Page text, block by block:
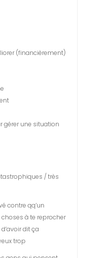
(financièrement)
gérer une situation
/ très
contre qq’un
à te reprocher
dit ça
trop